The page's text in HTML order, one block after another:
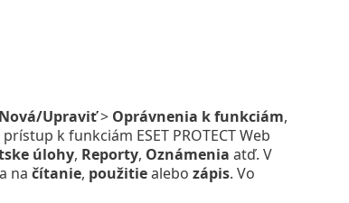
Nová/Upraviť> Oprávnenia k funkciám,
k funkciám ESET PROTECT Web
úlohy, Reporty, Oznámenia atď. V
na čítanie, použitiealebo zápis. Vo